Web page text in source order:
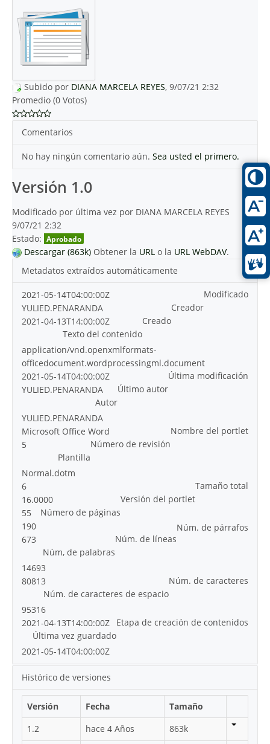
Subido por DIANA MARCELA REYES, 9/07/21 2:32
Promedio (0 Votos)
Comentarios
No hay ningún comentario aún. Sea usted el primero.
Versión 1.0
Modificado por última vez por DIANA MARCELA REYES
9/07/21 2:32
Estado: Aprobado
Descargar (863k) Obtener la URL o la URL WebDAV.
Metadatos extraídos automáticamente
Modificado
2021-05-14T04:00:00Z
Creador
YULIED.PENARANDA
Creado
2021-04-13T14:00:00Z
Texto del contenido
application/vnd.openxmlformats-
officedocument.wordprocessingml.document
Última modificación
2021-05-14T04:00:00Z
Último autor
YULIED.PENARANDA
Autor
YULIED.PENARANDA
Nombre del portlet
Microsoft Office Word
Número de revisión
5
Plantilla
Normal.dotm
Tamaño total
6
Versión del portlet
16.0000
Número de páginas
55
Núm. de párrafos
190
Núm. de líneas
673
Núm, de palabras
14693
Núm. de caracteres
80813
Núm. de caracteres de espacio
95316
Etapa de creación de contenidos
2021-04-13T14:00:00Z
Última vez guardado
2021-05-14T04:00:00Z
Histórico de versiones
Versión Fecha
Tamaño
1.2
hace 4 Años
863k